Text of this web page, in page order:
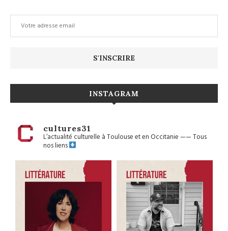
INSTAGRAM
cultures31
L’actualité culturelle à Toulouse et en Occitanie——Tous
nos liens